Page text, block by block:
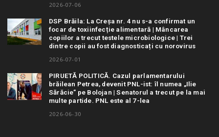
2026-07-06
DSP Brăila: La Creșa nr. 4 nu s-a confirmat un
focar de toxiinfecție alimentară | Mâncarea
copiilor a trecut testele microbiologice | Trei
dintre copii au fost diagnosticați cu norovirus
2026-07-01
PIRUETĂ POLITICĂ. Cazul parlamentarului
brăilean Petrea, devenit PNL-ist: îl numea „Ilie
Sărăcie” pe Bolojan | Senatorul a trecut pe la mai
multe partide. PNL este al 7-lea
2026-06-30